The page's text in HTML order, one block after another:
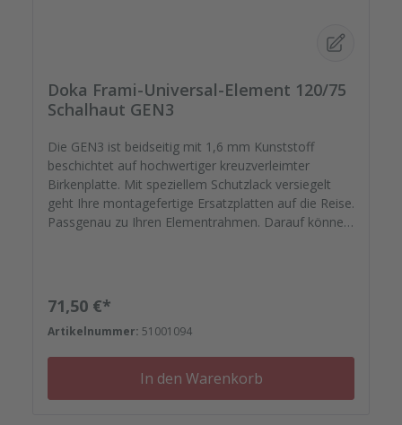
Doka Frami-Universal-Element 120/75
Schalhaut GEN3
Die GEN3 ist beidseitig mit 1,6 mm Kunststoff
beschichtet auf hochwertiger kreuzverleimter
Birkenplatte. Mit speziellem Schutzlack versiegelt
geht Ihre montagefertige Ersatzplatten auf die Reise.
Passgenau zu Ihren Elementrahmen. Darauf können
Kunststoffeinsätzen bis zu
Reparaturplättchen.Variante 2 - Neu mit Fräsung für
Feldankerschutz (00096731) und Eckankerschutz
(00096730) Ankerschutz und Stopfen sind nicht
Regulärer Preis:
71,50 €*
Artikelnummer: 51001094
In den Warenkorb